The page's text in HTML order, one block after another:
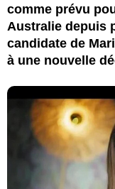
comme prévu
Australie depuis
candidate de
à une nouvelle